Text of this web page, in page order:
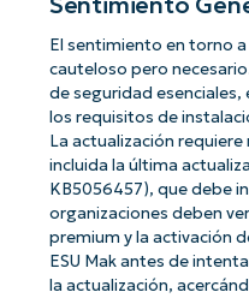
El sentimiento en torno
cauteloso pero
de seguridad
los requisitos de
La actualización
incluida la última
KB5056457), que debe
organizaciones deben
premium y la activación
ESU Mak antes de
la actualización,